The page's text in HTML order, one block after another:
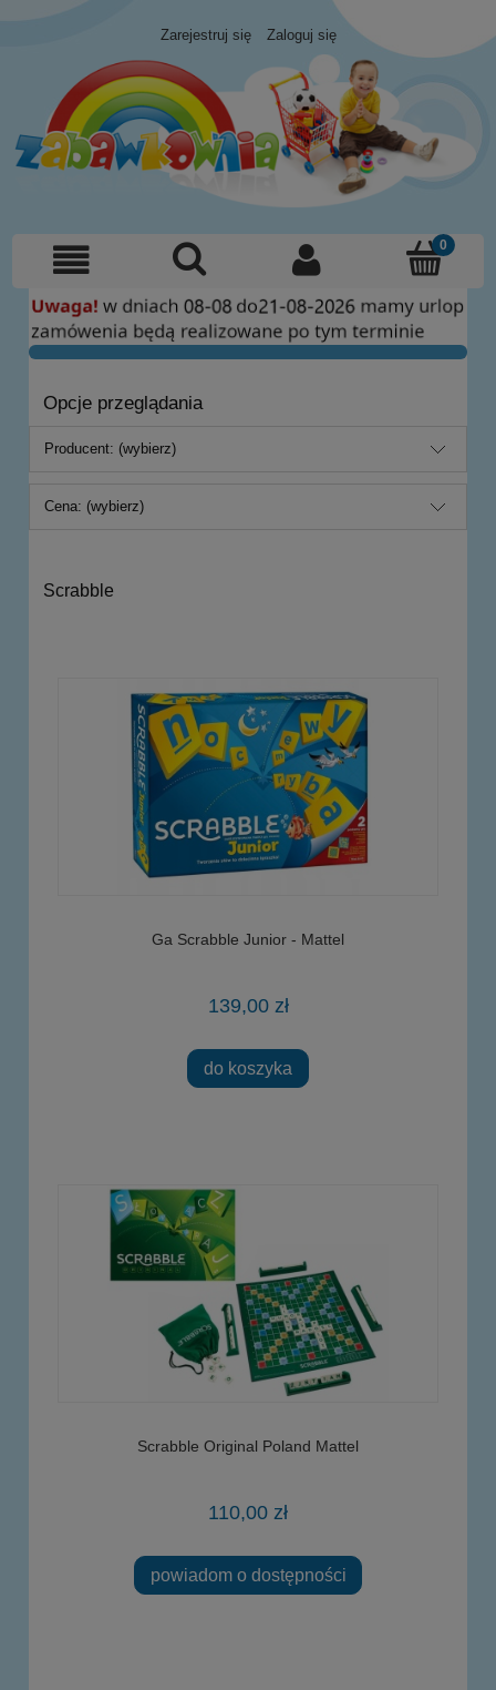
Zarejestruj się Zaloguj się
Opcje przeglądania
Producent: (wybierz)
Cena: (wybierz)
Scrabble
Ga Scrabble Junior - Mattel
139,00 zł
do koszyka
Scrabble Original Poland Mattel
110,00 zł
powiadom o dostępności